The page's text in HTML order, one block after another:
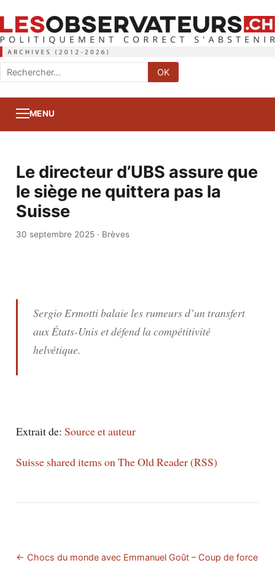
Rechercher
:
OK
MENU
Le directeur d’UBS assure que
le siège ne quittera pas la
Suisse
30 septembre 2025· Brèves
Sergio Ermotti balaie les rumeurs d’un transfert
aux États-Unis et défend la compétitivité
helvétique.
Extrait de: Source et auteur
Suisse shared items on The Old Reader (RSS)
← Chocs du monde avec Emmanuel Goût – Coup de force